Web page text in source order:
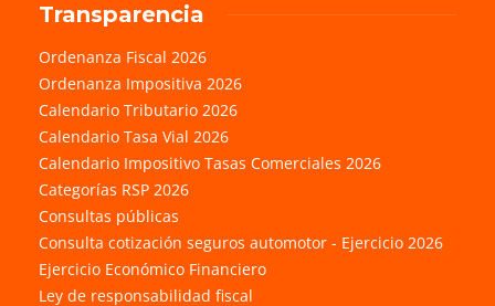
Transparencia
Ordenanza Fiscal 2026
Ordenanza Impositiva 2026
Calendario Tributario 2026
Calendario Tasa Vial 2026
Calendario Impositivo Tasas Comerciales 2026
Categorías RSP 2026
Consultas públicas
Consulta cotización seguros automotor - Ejercicio 2026
Ejercicio Económico Financiero
Ley de responsabilidad fiscal